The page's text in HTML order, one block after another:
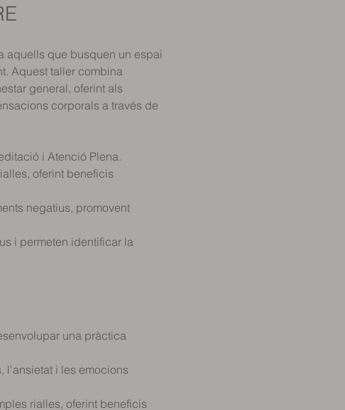
aquells que busquen un espai
Aquest taller combina
general, oferint als
corporals a través de
i Atenció Plena.
oferint beneficis
negatius, promovent
i permeten identificar la
una pràctica
l'ansietat i les emocions
rialles, oferint beneficis